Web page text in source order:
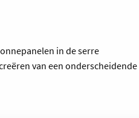
in de serre
van een